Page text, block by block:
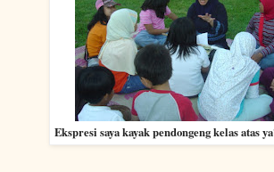
Ekspresi saya kayak pendongeng kelas atas